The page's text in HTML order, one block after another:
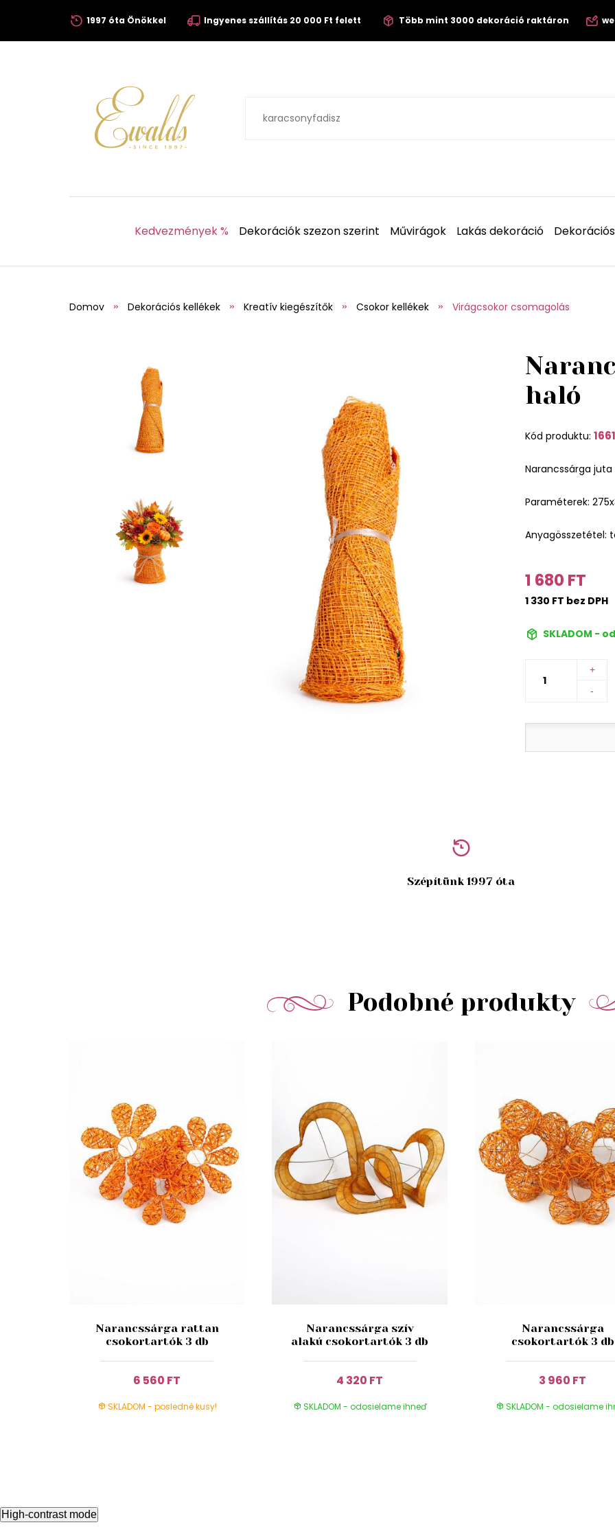
1997 óta Önökkel Ingyenes szállítás 20 000 Ft felett Több mint 3000 dekoráció raktáron
Kedvezmények % Dekorációk szezon szerint Művirágok Lakás dekoráció
Domov Dekorációs kellékek Kreatív kiegészítők Csokor kellékek Virágcsokor csomagolás
haló
Kód produktu:
Narancssárga
Paraméterek:
Anyagösszetétel:
1 680 FT
1 330 FT bez DPH
SKLADOM -
+
-
Szépítünk 1997 óta
Podobné produkty
Narancssárga rattan
csokortartók 3 db
6 560 FT
SKLADOM - posledné kusy!
Narancssárga szív
alakú csokortartók 3 db
4 320 FT
SKLADOM - odosielame ihneď
Narancssárga
csokortartók 3 db
3 960 FT
SKLADOM - odosielame
High-contrast mode